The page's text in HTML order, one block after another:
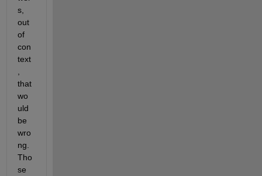
s,
out
of
con
text
that
wo
uld
be
wro
ng.
Tho
se